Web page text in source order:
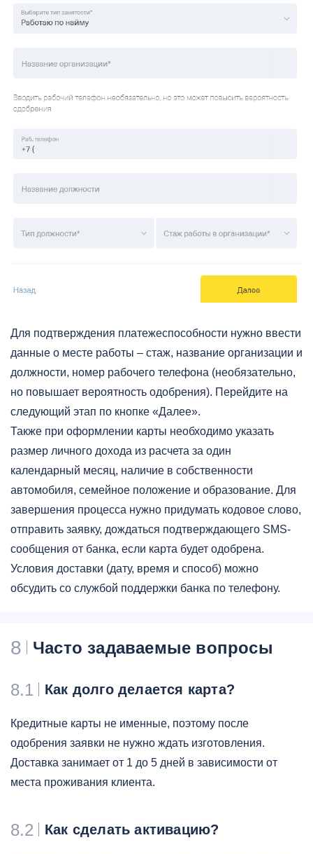
Для подтверждения платежеспособности нужно ввести
данные о месте работы – стаж, название организации и
должности, номер рабочего телефона (необязательно,
но повышает вероятность одобрения). Перейдите на
следующий этап по кнопке «Далее».
Также при оформлении карты необходимо указать
размер личного дохода из расчета за один
календарный месяц, наличие в собственности
автомобиля, семейное положение и образование. Для
завершения процесса нужно придумать кодовое слово,
отправить заявку, дождаться подтверждающего SMS-
сообщения от банка, если карта будет одобрена.
Условия доставки (дату, время и способ) можно
обсудить со службой поддержки банка по телефону.
8 Часто задаваемые вопросы
8.1 Как долго делается карта?
Кредитные карты не именные, поэтому после
одобрения заявки не нужно ждать изготовления.
Доставка занимает от 1 до 5 дней в зависимости от
места проживания клиента.
8.2 Как сделать активацию?